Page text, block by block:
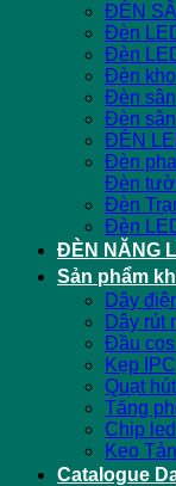
ĐÈN
Đèn
Đèn
Đèn
Đèn
Đèn
ĐÈN
Đèn
Đèn
Đèn
Đèn
ĐÈN NĂNG
Sản phẩm
Dây
Dây rút
Đầu
Kẹp IPC
Quạt
Tăng
Chip
Keo
Catalogue